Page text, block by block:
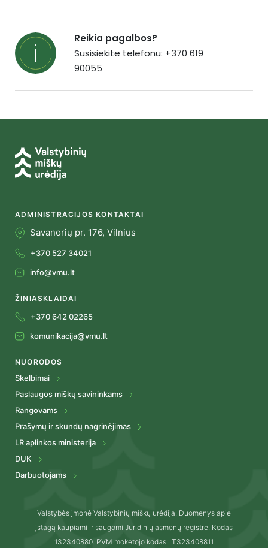
Reikia pagalbos?
Susisiekite telefonu: +370 619
90055
ADMINISTRACIJOS KONTAKTAI
Savanorių pr. 176, Vilnius
+370 527 34021
info@vmu.lt
ŽINIASKLAIDAI
+370 642 02265
komunikacija@vmu.lt
NUORODOS
Skelbimai
Paslaugos miškų savininkams
Rangovams
Prašymų ir skundų nagrinėjimas
LR aplinkos ministerija
DUK
Darbuotojams
Valstybės įmonė Valstybinių miškų urėdija. Duomenys apie
įstagą kaupiami ir saugomi Juridinių asmenų registre. Kodas
132340880. PVM mokėtojo kodas LT323408811